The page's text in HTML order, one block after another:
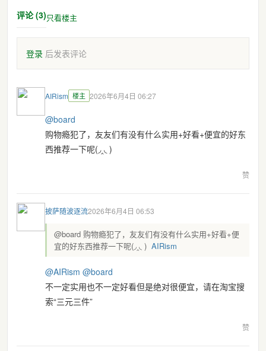
评论 (3)只看楼主
登录 后发表评论
AIRism 楼主 2026年6月4日 06:27
@board
购物瘾犯了，友友们有没有什么实用+好看+便宜的好东
西推荐一下呢(◞‸◟ )
赞
披萨随波逐流2026年6月4日 06:53
@board 购物瘾犯了，友友们有没有什么实用+好看+便
宜的好东西推荐一下呢(◞‸◟ ) AIRism
@AIRism @board
不一定实用也不一定好看但是绝对很便宜，请在淘宝搜
索“三元三件”
赞